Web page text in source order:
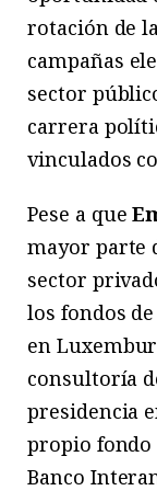
rotación de
campañas
sector
carrera
vinculados
Pese a que
mayor parte
sector
los fondos
en
consultoría
presidencia
propio
Banco